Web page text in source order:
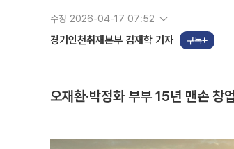
수정 2026-04-17 07:52
경기인천취재본부 김재학 기자 구독
오재환·박정화 부부 15년 맨손